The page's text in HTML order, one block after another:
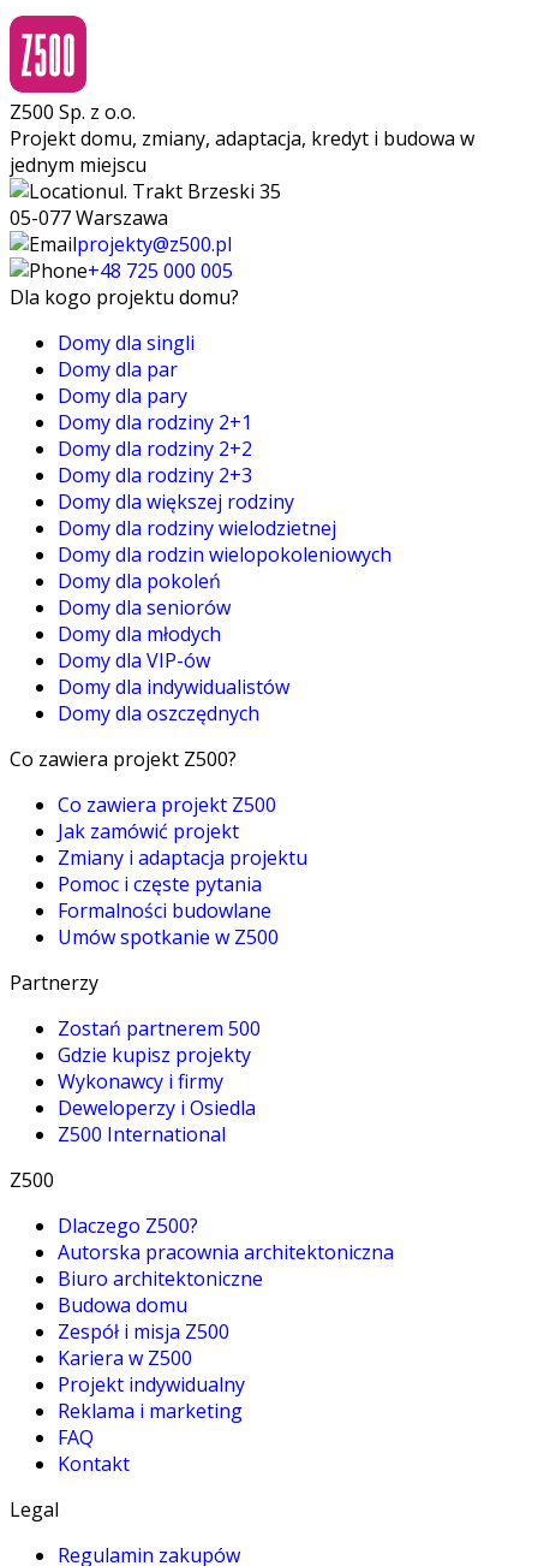
Z500 Sp. z o.o.
Projekt domu, zmiany, adaptacja, kredyt i budowa w
jednym miejscu
ul. Trakt Brzeski 35
05-077 Warszawa
projekty@z500.pl
+48 725 000 005
Dla kogo projektu domu?
Domy dla singli
Domy dla par
Domy dla pary
Domy dla rodziny 2+1
Domy dla rodziny 2+2
Domy dla rodziny 2+3
Domy dla większej rodziny
Domy dla rodziny wielodzietnej
Domy dla rodzin wielopokoleniowych
Domy dla pokoleń
Domy dla seniorów
Domy dla młodych
Domy dla VIP-ów
Domy dla indywidualistów
Domy dla oszczędnych
Co zawiera projekt Z500?
Co zawiera projekt Z500
Jak zamówić projekt
Zmiany i adaptacja projektu
Pomoc i częste pytania
Formalności budowlane
Umów spotkanie w Z500
Partnerzy
Zostań partnerem 500
Gdzie kupisz projekty
Wykonawcy i firmy
Deweloperzy i Osiedla
Z500 International
Z500
Dlaczego Z500?
Autorska pracownia architektoniczna
Biuro architektoniczne
Budowa domu
Zespół i misja Z500
Kariera w Z500
Projekt indywidualny
Reklama i marketing
FAQ
Kontakt
Legal
Regulamin zakupów